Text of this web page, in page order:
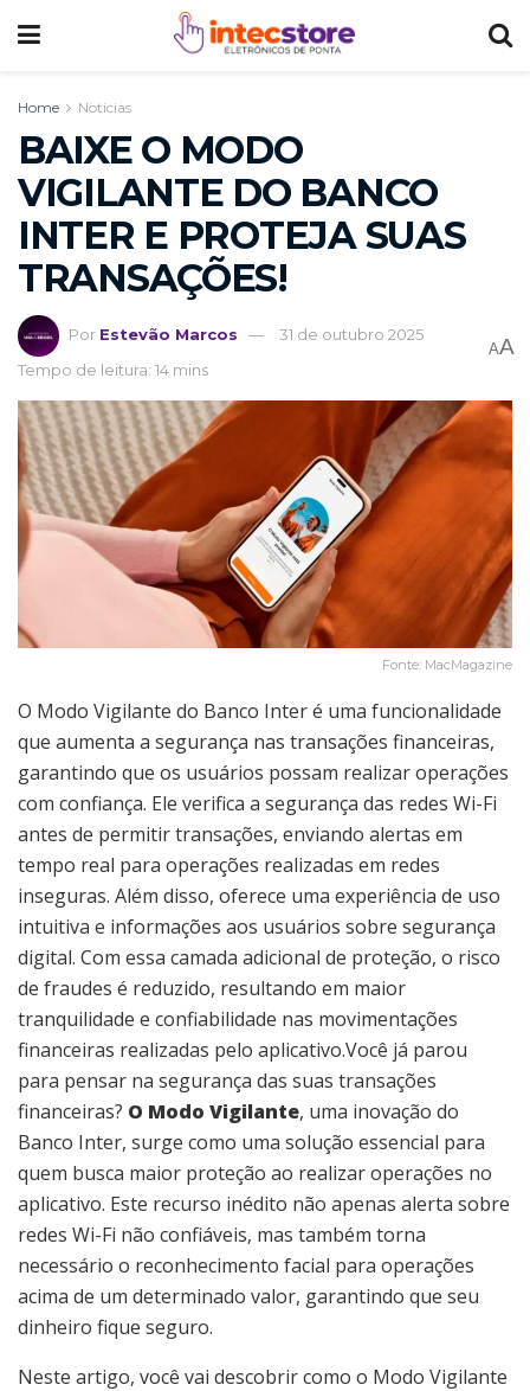
Home Noticias
BAIXE O MODO
VIGILANTE DO BANCO
INTER E PROTEJA SUAS
TRANSAÇÕES!
Por Estevão Marcos
31 de outubro 2025
Tempo de leitura: 14 mins
AA
Fonte: MacMagazine
O Modo Vigilante do Banco Inter é uma funcionalidade
que aumenta a segurança nas transações financeiras,
garantindo que os usuários possam realizar operações
com confiança. Ele verifica a segurança das redes Wi-Fi
antes de permitir transações, enviando alertas em
tempo real para operações realizadas em redes
inseguras. Além disso, oferece uma experiência de uso
intuitiva e informações aos usuários sobre segurança
digital. Com essa camada adicional de proteção, o risco
de fraudes é reduzido, resultando em maior
tranquilidade e confiabilidade nas movimentações
financeiras realizadas pelo aplicativo.Você já parou
para pensar na segurança das suas transações
financeiras? O Modo Vigilante, uma inovação do
Banco Inter, surge como uma solução essencial para
quem busca maior proteção ao realizar operações no
aplicativo. Este recurso inédito não apenas alerta sobre
redes Wi-Fi não confiáveis, mas também torna
necessário o reconhecimento facial para operações
acima de um determinado valor, garantindo que seu
dinheiro fique seguro.
Neste artigo, você vai descobrir como o Modo Vigilante